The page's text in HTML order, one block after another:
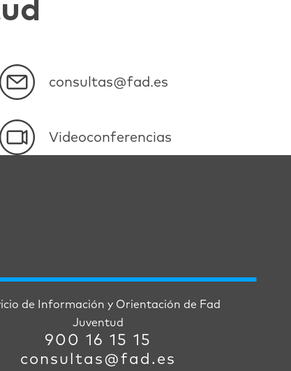
consultas@fad.es
Videoconferencias
de Información y Orientación de Fad
Juventud
900 16 15 15
consultas@fad.es